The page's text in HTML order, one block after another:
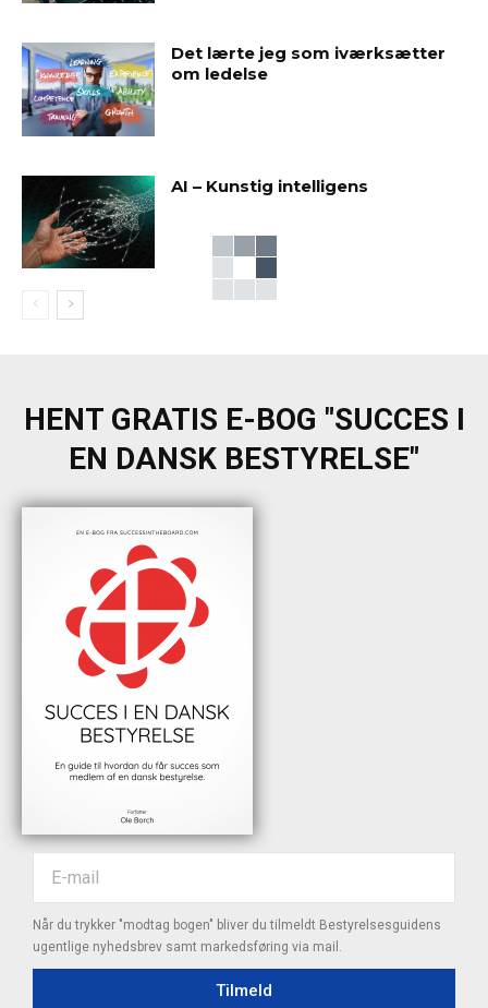
Det lærte jeg som iværksætter
om ledelse
AI – Kunstig intelligens
HENT GRATIS E-BOG "SUCCES I
EN DANSK BESTYRELSE"
Når du trykker "modtag bogen" bliver du tilmeldt Bestyrelsesguidens
ugentlige nyhedsbrev samt markedsføring via mail.
Tilmeld